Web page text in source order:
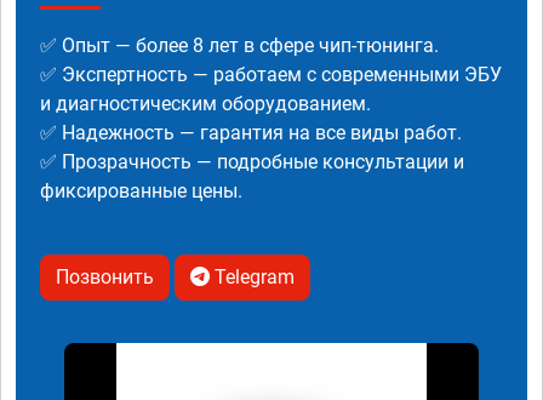
✅ Опыт — более 8 лет в сфере чип-тюнинга.
✅ Экспертность — работаем с современными ЭБУ
и диагностическим оборудованием.
✅ Надежность — гарантия на все виды работ.
✅ Прозрачность — подробные консультации и
фиксированные цены.
Позвонить Telegram